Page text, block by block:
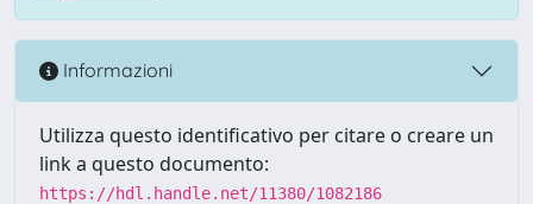
Informazioni
Utilizza questo identificativo per citare o creare un
link a questo documento:
https://hdl.handle.net/11380/1082186